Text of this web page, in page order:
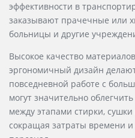
эффективности в
заказывают прачечные или
больницы и другие
Высокое качество
эргономичный дизайн
повседневной работе с
могут значительно
между этапами стирки,
сокращая затраты времени